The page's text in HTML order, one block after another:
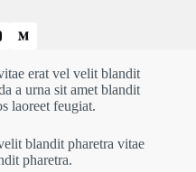
erat vel velit blandit
a urna sit amet blandit
laoreet feugiat.
blandit pharetra vitae
pharetra.